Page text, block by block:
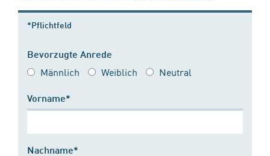
*Pflichtfeld
Bevorzugte Anrede
Männlich Weiblich Neutral
Vorname*
Nachname*